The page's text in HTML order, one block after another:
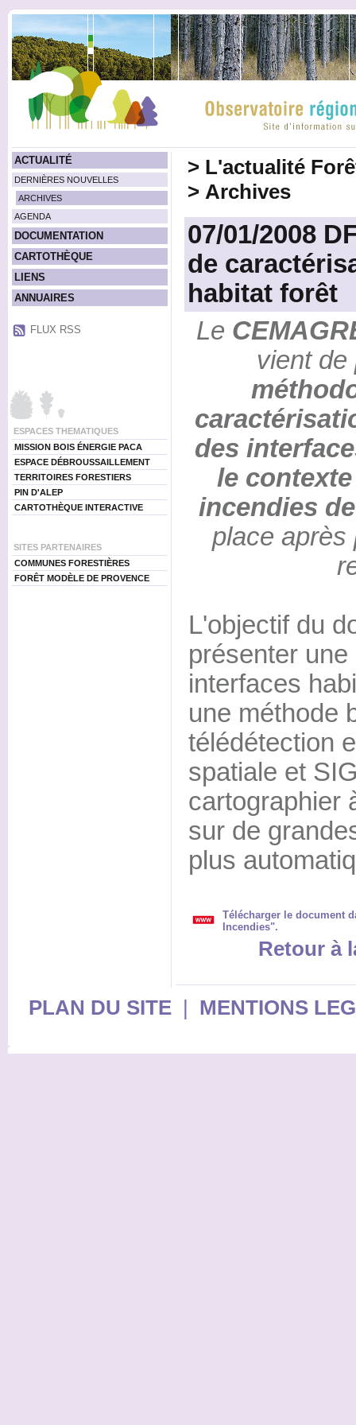
ACTUALITÉ
DERNIÈRES NOUVELLES
ARCHIVES
AGENDA
DOCUMENTATION
CARTOTHÈQUE
LIENS
ANNUAIRES
FLUX RSS
ESPACES THEMATIQUES
MISSION BOIS ÉNERGIE PACA
ESPACE DÉBROUSSAILLEMENT
TERRITOIRES FORESTIERS
PIN D'ALEP
CARTOTHÈQUE INTERACTIVE
SITES PARTENAIRES
COMMUNES FORESTIÈRES
FORÊT MODÈLE DE PROVENCE
> L'actualité
> Archives
07/01/2008
de
habitat forêt
Le
vient
des
le
incendies
place après
L'objectif du
présenter
interfaces
une méthode
télédétection
spatiale et
cartographier
sur de
plus
Télécharger le document
Incendies".
Retour à
PLAN DU SITE| MENTIONS